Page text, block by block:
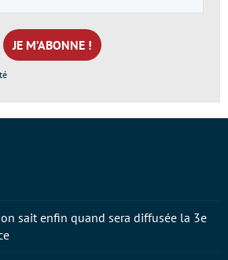
e-
mail
*
on sait enfin quand sera diffusée la 3e